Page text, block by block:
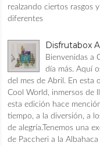
realzando ciertos rasgos
diferentes
Disfrutabox
Bienvenidas a
día más. Aquí
del mes de Abril. En esta
Cool World, inmersos de
esta edición hace
tiempo, a la diversión, a
de alegría.Tenemos una
de Paccheri a la